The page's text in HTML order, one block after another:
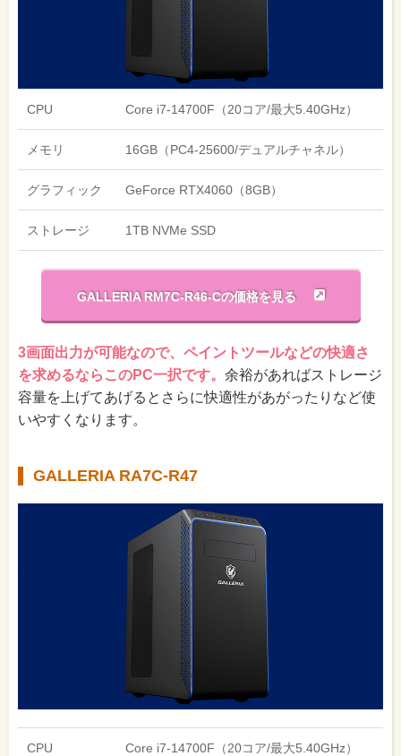
CPU Core i7-14700F（20コア/最大5.40GHz）
メモリ 16GB（PC4-25600/デュアルチャネル）
グラフィック GeForce RTX4060（8GB）
ストレージ 1TB NVMe SSD
GALLERIA RM7C-R46-Cの価格を見る
3画面出力が可能なので、ペイントツールなどの快適さ
を求めるならこのPC一択です。 余裕があればストレージ
容量を上げてあげるとさらに快適性があがったりなど使
いやすくなります。
GALLERIA RA7C-R47
CPU Core i7-14700F（20コア/最大5.40GHz）